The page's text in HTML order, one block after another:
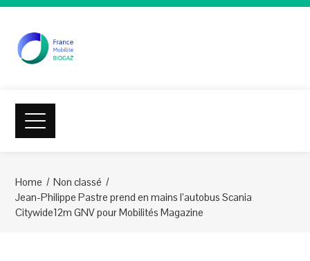
Home
Non classé
Jean-Philippe Pastre prend en mains l’autobus Scania
Citywide12m GNV pour Mobilités Magazine